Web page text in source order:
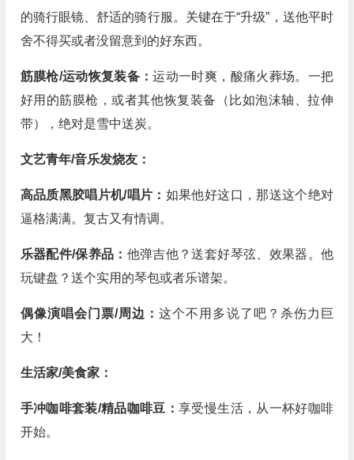
的骑行眼镜、舒适的骑行服。关键在于“升级”，送他平时
舍不得买或者没留意到的好东西。
筋膜枪/运动恢复装备：运动一时爽，酸痛火葬场。一把
好用的筋膜枪，或者其他恢复装备（比如泡沫轴、拉伸
带），绝对是雪中送炭。
文艺青年/音乐发烧友：
高品质黑胶唱片机/唱片： 如果他好这口，那送这个绝对
逼格满满。复古又有情调。
乐器配件/保养品： 他弹吉他？送套好琴弦、效果器。他
玩键盘？送个实用的琴包或者乐谱架。
偶像演唱会门票/周边：这个不用多说了吧？杀伤力巨
大！
生活家/美食家：
手冲咖啡套装/精品咖啡豆：享受慢生活，从一杯好咖啡
开始。